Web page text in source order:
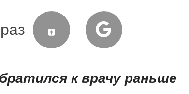
к врачу раньше